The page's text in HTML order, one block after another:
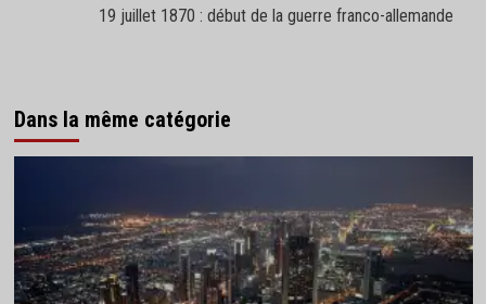
19 juillet 1870 : début de la guerre franco-allemande
Dans la même catégorie